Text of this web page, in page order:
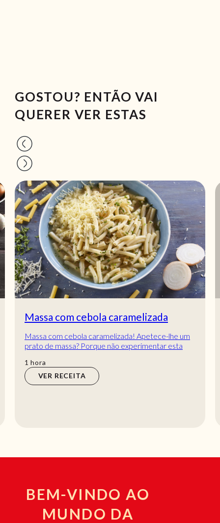
GOSTOU? ENTÃO VAI
QUERER VER ESTAS
Massa com cebola caramelizada
Massa com cebola caramelizada! Apetece-lhe um
prato de massa? Porque não experimentar esta
num...
1 hora
hora
VER RECEITA
BEM-VINDO AO
MUNDO DA